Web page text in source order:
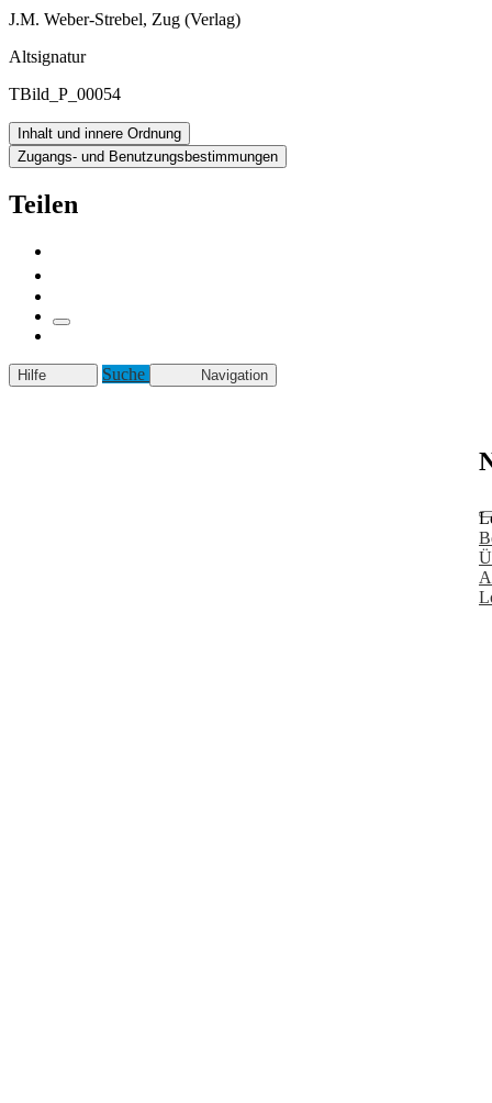
J.M. Weber-Strebel, Zug (Verlag)
Altsignatur
TBild_P_00054
Inhalt und innere Ordnung
Zugangs- und Benutzungsbestimmungen
Teilen
Hilfe Suche Navigation